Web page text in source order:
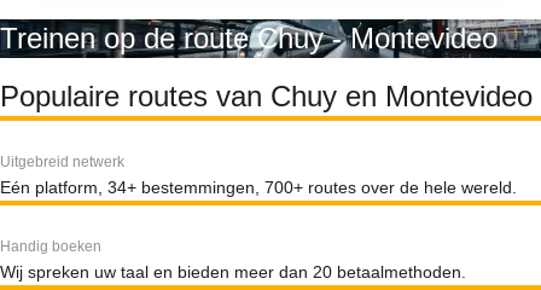
Treinen op de route Chuy - Montevideo
Populaire routes van Chuy en Montevideo
Uitgebreid netwerk
Eén platform, 34+ bestemmingen, 700+ routes over de hele wereld.
Handig boeken
Wij spreken uw taal en bieden meer dan 20 betaalmethoden.